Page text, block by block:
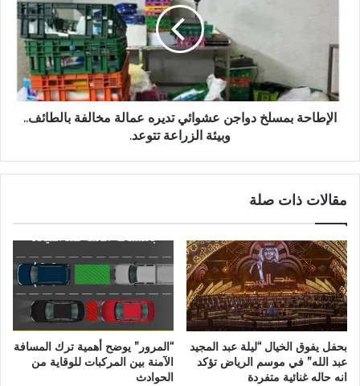
الإطاحة بمسلخ دواجن عشوائي تديره عمالة مخالفة بالطائف..
وبيئة الزراعة تتوعد.
مقالات ذات صلة
بحفل يفوق الخيال “ليلة عبد المجيد
عبد الله” في موسم الرياض تؤكد
انه حاله غنائية متفردة
“المرور” يوضح أهمية ترك المسافة
الآمنة بين المركبات للوقاية من
الحوادث